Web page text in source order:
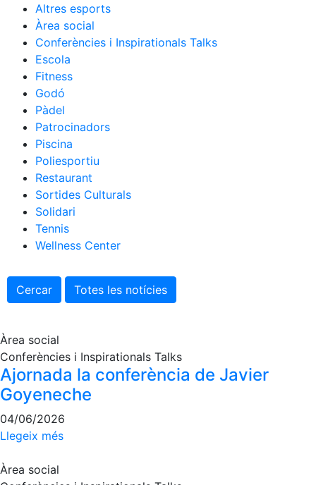
Organització
Junta
directiva
Comissions
i comités
Estructura
executiva
Fundació
Serveis
Instal·lacions
Preguntes
Freqüents
(FAQs)
nosaltres
Tennis
Escola de
tennis
Next Gen
Palmarès
equips
Jugadors
Altres esports
Àrea social
Conferències i Inspirationals Talks
Escola
Fitness
Godó
Pàdel
Patrocinadors
Piscina
Poliesportiu
Restaurant
Sortides Culturals
Solidari
Tennis
Wellness Center
Cercar Totes les notícies
Àrea social
Conferències i Inspirationals Talks
Ajornada la conferència de Javier
Goyeneche
04/06/2026
Llegeix més
Àrea social